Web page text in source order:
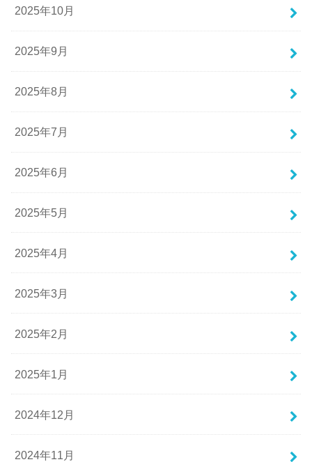
2025年10月
2025年9月
2025年8月
2025年7月
2025年6月
2025年5月
2025年4月
2025年3月
2025年2月
2025年1月
2024年12月
2024年11月